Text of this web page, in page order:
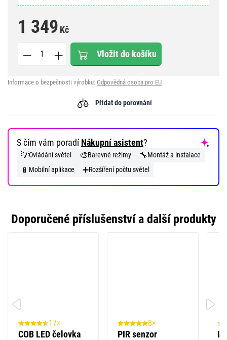
1 349 Kč
Vložit do košíku
Informace o bezpečnosti výrobku: Odpovědná osoba pro EU
Přidat do porovnání
S čím vám poradíNákupní asistent?
💡Ovládání světel 🎨Barevné režimy 🔧Montáž a instalace
📱 Mobilní aplikace ➕Rozšíření počtu světel
Doporučené příslušenství a další produkty
17×
COB LED čelovka
8×
PIR senzor